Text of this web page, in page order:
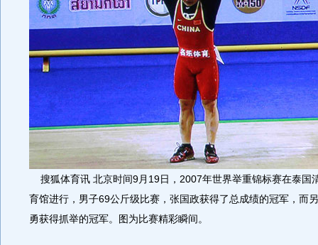
搜狐体育讯 北京时间9月19日，2007年世界举重锦标赛在泰国
育馆进行，男子69公斤级比赛，张国政获得了总成绩的冠军，而
勇获得抓举的冠军。图为比赛精彩瞬间。